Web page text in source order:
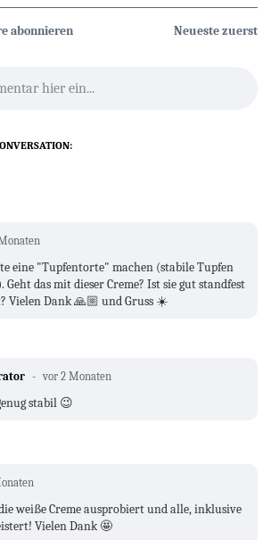
abonnieren Neueste zuerst
hier ein...
eine "Tupfentorte" machen (stabile Tupfen
Geht das mit dieser Creme? Ist sie gut standfest
Vielen Dank 🙏🏼 und Gruss ☀️
vor 2 Monaten
stabil 😉
weiße Creme ausprobiert und alle, inklusive
Vielen Dank 🤩